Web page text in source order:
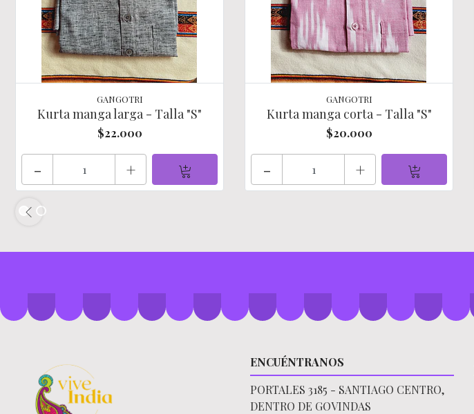
GANGOTRI
Kurta manga larga - Talla "S"
$22.000
- +
GANGOTRI
Kurta manga corta - Talla "S"
$20.000
- +
ENCUÉNTRANOS
PORTALES 3185 - SANTIAGO CENTRO,
DENTRO DE GOVINDAS